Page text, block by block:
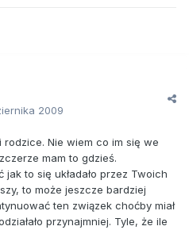
2009
Nie wiem co im się we
mam to gdzieś.
to się układało przez Twoich
to może jeszcze bardziej
ten związek choćby miał
przynajmniej. Tyle, że ile